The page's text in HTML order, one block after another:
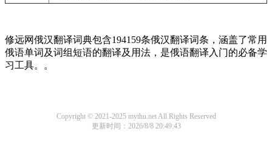
修远网俄汉翻译词典包含194159条俄汉翻译词条，涵盖了常用
俄语单词及词组短语的翻译及用法，是俄语翻译入门的必备学
习工具。。
Copyright © 2021-2025 mythu.net All Rights Reserved
更新时间：2026/8/8 20:49:43